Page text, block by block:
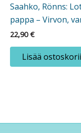
Saahko, Rönns:
pappa – Virvon,
22,90€
Lisää